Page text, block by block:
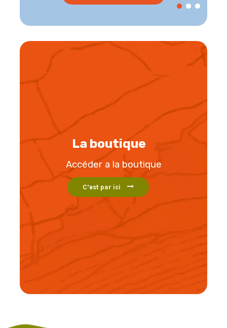
La boutique
Accéder a la boutique
C’est par ici